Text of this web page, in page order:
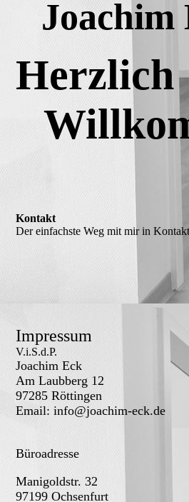
Joachim
Herzlich
Kontakt
Der einfachste Weg mit mir in
Impressum
V.i.S.d.P.
Joachim Eck
Am Laubberg 12
97285 Röttingen
Email: info@joachim-eck.de
Büroadresse
Manigoldstr. 32
97199 Ochsenfurt